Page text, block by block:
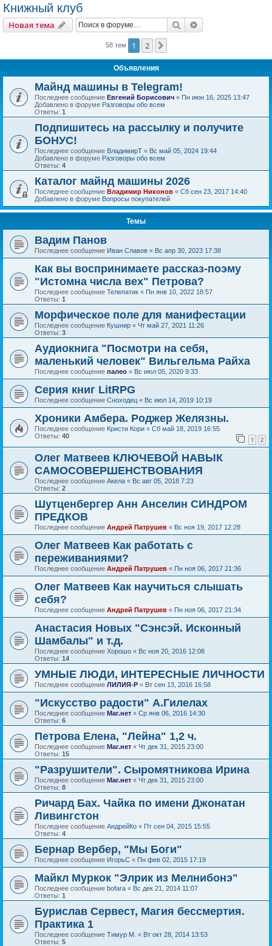
Книжный клуб
Новая тема Поиск
58 тем 1 2
Объявления
Майнд машины в Telegram!
Последнее сообщение Евгений Борисович « Пн июн 16, 2025 13:47
Добавлено в форуме Разговоры обо всем
Ответы: 1
Подпишитесь на рассылку и получите
БОНУС!
Последнее сообщение ВладимирТ « Вс май 05, 2024 19:44
Добавлено в форуме Разговоры обо всем
Ответы: 4
Каталог майнд машины 2026
Последнее сообщение Владимир Никонов « Сб сен 23, 2017 14:40
Добавлено в форуме Вопросы покупателей
Темы
Вадим Панов
Последнее сообщение Иван Славов « Вс апр 30, 2023 17:38
Как вы воспринимаете рассказ-поэму
"Истомна числа вех" Петрова?
Последнее сообщение Телепатик « Пн янв 10, 2022 18:57
Ответы: 1
Морфическое поле для манифестации
Последнее сообщение Кушнир « Чт май 27, 2021 11:26
Ответы: 3
Аудиокнига "Посмотри на себя,
маленький человек" Вильгельма Райха
Последнее сообщение палео « Вс июл 05, 2020 9:33
Серия книг LitRPG
Последнее сообщение Сноходец « Вс июл 14, 2019 10:19
Хроники Амбера. Роджер Желязны.
Последнее сообщение Кристи Кори « Сб май 18, 2019 16:55
Ответы: 40 1 2
Олег Матвеев КЛЮЧЕВОЙ НАВЫК
САМОСОВЕРШЕНСТВОВАНИЯ
Последнее сообщение Акела « Вс авг 05, 2018 7:23
Ответы: 2
Шутценбергер Анн Анселин СИНДРОМ
ПРЕДКОВ
Последнее сообщение Андрей Патрушев « Вс ноя 19, 2017 12:28
Олег Матвеев Как работать с
переживаниями?
Последнее сообщение Андрей Патрушев « Пн ноя 06, 2017 21:36
Олег Матвеев Как научиться слышать
себя?
Последнее сообщение Андрей Патрушев « Пн ноя 06, 2017 21:34
Анастасия Новых "Сэнсэй. Исконный
Шамбалы" и т.д.
Последнее сообщение Хорошо « Вс ноя 20, 2016 12:08
Ответы: 14
УМНЫЕ ЛЮДИ, ИНТЕРЕСНЫЕ ЛИЧНОСТИ
Последнее сообщение ЛИЛИЯ-Р « Вт сен 13, 2016 16:58
"Искусство радости" А.Гилелах
Последнее сообщение Маг.нет « Ср янв 06, 2016 14:30
Ответы: 6
Петрова Елена, "Лейна" 1,2 ч.
Последнее сообщение Маг.нет « Чт дек 31, 2015 23:00
Ответы: 15
"Разрушители". Сыромятникова Ирина
Последнее сообщение Маг.нет « Чт дек 31, 2015 23:00
Ответы: 8
Ричард Бах. Чайка по имени Джонатан
Ливингстон
Последнее сообщение АндрейКо « Пт сен 04, 2015 15:55
Ответы: 4
Бернар Вербер, "Мы Боги"
Последнее сообщение ИгорьС « Пн фев 02, 2015 17:19
Майкл Муркок "Элрик из Мелнибонэ"
Последнее сообщение bofara « Вс дек 21, 2014 11:07
Ответы: 1
Бурислав Сервест, Магия бессмертия.
Практика 1
Последнее сообщение Тимур М. « Вт окт 28, 2014 13:53
Ответы: 5